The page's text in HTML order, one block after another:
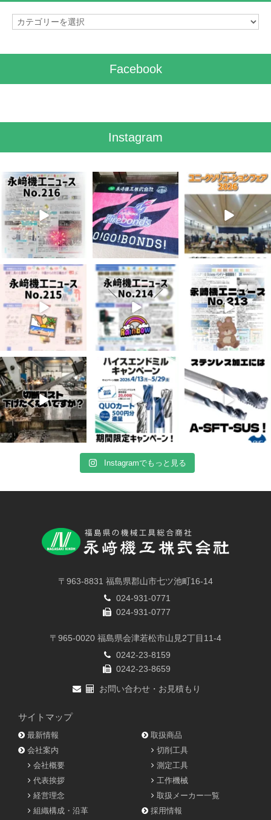
カ
Facebook
Instagram
8月 7
3 0
7月 28
7 0
7月 27
6
7月 3
5 0
6月 3
8 0
5月 13
5 0
4月 20
10 0
4月 16
10 0
4月 13
Instagramでもっと見る
〒963-8831 福島県郡山市七ツ池町16-14
024-931-0771
024-931-0777
〒965-0020 福島県会津若松市山見2丁目11-4
0242-23-8159
0242-23-8659
お問い合わせ・お見積もり
サイトマップ
最新情報
会社案内
会社概要
代表挨拶
経営理念
組織構成・沿革
取扱商品
切削工具
測定工具
工作機械
取扱メーカー一覧
採用情報